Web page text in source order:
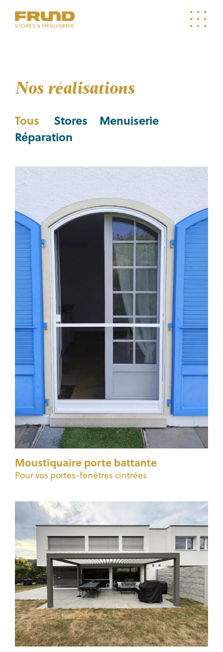
Nos réalisations
Tous
Stores
Menuiserie
Réparation
Moustiquaire porte battante
Pour vos portes-fenêtres cintrées